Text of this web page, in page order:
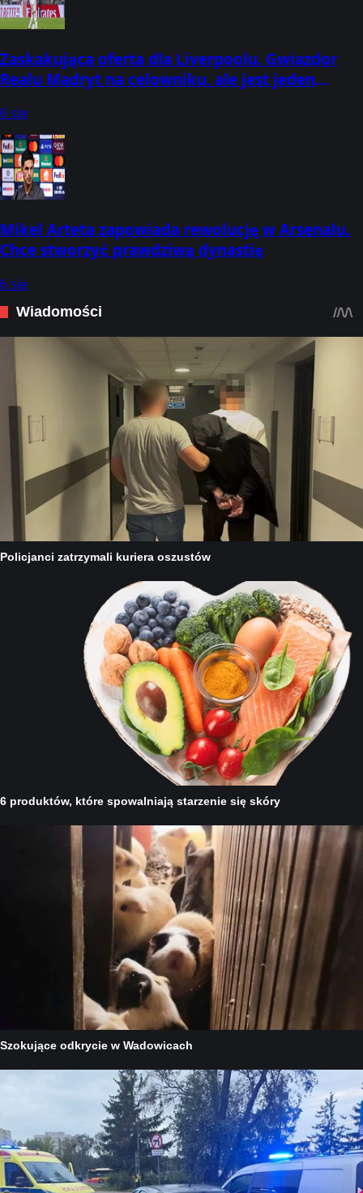
Zaskakująca oferta dla Liverpoolu. Gwiazdor
Realu Madryt na celowniku, ale jest jeden
6 sie
Mikel Arteta zapowiada rewolucję w Arsenalu.
Chce stworzyć prawdziwą dynastię
6 sie